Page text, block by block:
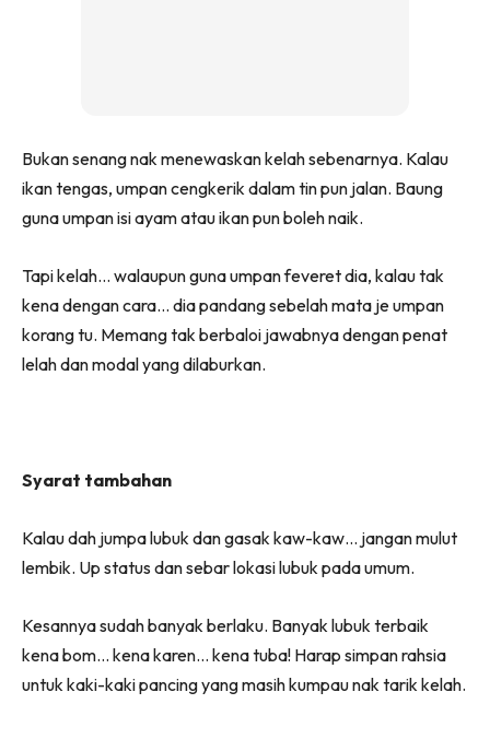
Bukan senang nak menewaskan kelah sebenarnya. Kalau
ikan tengas, umpan cengkerik dalam tin pun jalan. Baung
guna umpan isi ayam atau ikan pun boleh naik.
Tapi kelah… walaupun guna umpan feveret dia, kalau tak
kena dengan cara… dia pandang sebelah mata je umpan
korang tu. Memang tak berbaloi jawabnya dengan penat
lelah dan modal yang dilaburkan.
Syarat tambahan
Kalau dah jumpa lubuk dan gasak kaw-kaw… jangan mulut
lembik. Up status dan sebar lokasi lubuk pada umum.
Kesannya sudah banyak berlaku. Banyak lubuk terbaik
kena bom… kena karen… kena tuba! Harap simpan rahsia
untuk kaki-kaki pancing yang masih kumpau nak tarik kelah.